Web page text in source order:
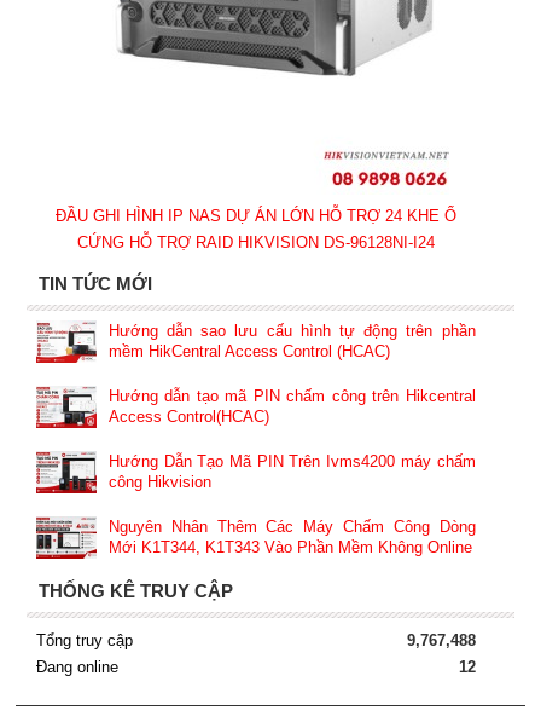
ĐẦU GHI HÌNH IP NAS DỰ ÁN LỚN HỖ TRỢ 24 KHE Ổ
CỨNG HỖ TRỢ RAID HIKVISION DS-96128NI-I24
TIN TỨC MỚI
Hướng dẫn sao lưu cấu hình tự động trên phần
mềm HikCentral Access Control (HCAC)
Hướng dẫn tạo mã PIN chấm công trên Hikcentral
Access Control(HCAC)
Hướng Dẫn Tạo Mã PIN Trên Ivms4200 máy chấm
công Hikvision
Nguyên Nhân Thêm Các Máy Chấm Công Dòng
Mới K1T344, K1T343 Vào Phần Mềm Không Online
THỐNG KÊ TRUY CẬP
Tổng truy cập
9,767,488
Đang online
12